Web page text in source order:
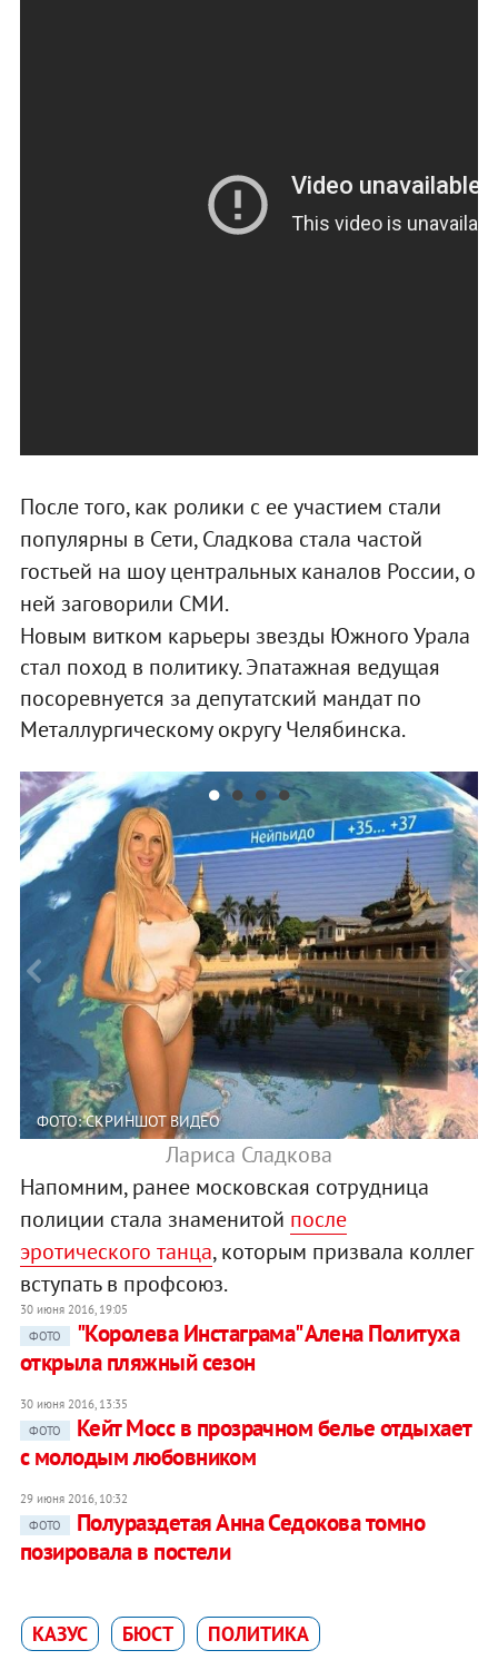
После того, как ролики с ее участием стали
популярны в Сети, Сладкова стала частой
гостьей на шоу центральных каналов России, о
ней заговорили СМИ.
Новым витком карьеры звезды Южного Урала
стал поход в политику. Эпатажная ведущая
посоревнуется за депутатский мандат по
Металлургическому округу Челябинска.
ФОТО: СКРИНШОТ ВИДЕО
Лариса Сладкова
Напомним, ранее московская сотрудница
полиции стала знаменитой после
эротического танца, которым призвала коллег
вступать в профсоюз.
30 июня 2016, 19:05
ФОТО
"Королева Инстаграма" Алена Политуха
открыла пляжный сезон
30 июня 2016, 13:35
ФОТО
Кейт Мосс в прозрачном белье отдыхает
с молодым любовником
29 июня 2016, 10:32
ФОТО
Полураздетая Анна Седокова томно
позировала в постели
КАЗУС БЮСТ ПОЛИТИКА